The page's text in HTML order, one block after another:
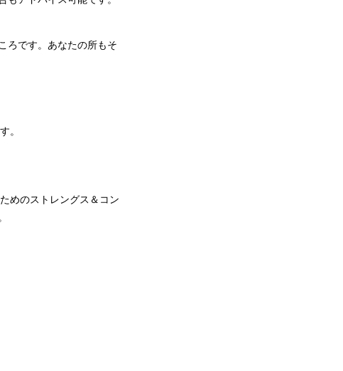
ろです。あなたの所もそ
。
めのストレングス＆コン